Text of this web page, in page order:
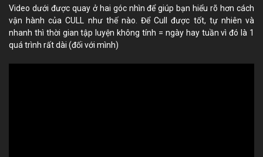
Video dưới được quay ở hai góc nhìn để giúp bạn hiểu rõ hơn cách
vận hành của CULL như thế nào. Để Cull được tốt, tự nhiên và
nhanh thì thời gian tập luyện không tính = ngày hay tuần vì đó là 1
quá trình rất dài (đối với mình)